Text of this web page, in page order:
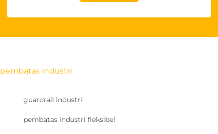
pembatas industri
guardrail industri
pembatas industri fleksibel